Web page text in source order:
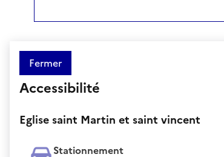
Fermer
Accessibilité
Eglise saint Martin et saint vincent
Stationnement